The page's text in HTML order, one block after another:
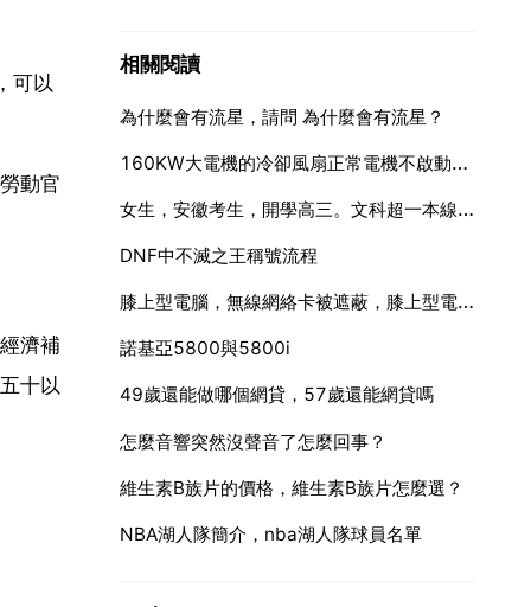
可以
動官
濟補
十以
相關閱讀
為什麼會有流星，請問 為什麼會有流星？
160KW大電機的冷卻風扇正常電機不啟動是怎麼回事
女生，安徽考生，開學高三。文科超一本線三四十分。學編導，哪些學校上
DNF中不滅之王稱號流程
膝上型電腦，無線網絡卡被遮蔽，膝上型電腦無線網被禁用了怎麼還原。
諾基亞5800與5800i
49歲還能做哪個網貸，57歲還能網貸嗎
怎麼音響突然沒聲音了怎麼回事？
維生素B族片的價格，維生素B族片怎麼選？
NBA湖人隊簡介，nba湖人隊球員名單